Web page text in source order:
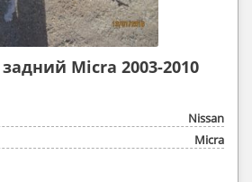
Micra 2003-2010
Nissan
Micra